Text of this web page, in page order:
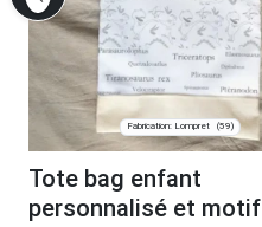
Fabrication: Lompret (59)
Tote bag enfant
personnalisé et motif